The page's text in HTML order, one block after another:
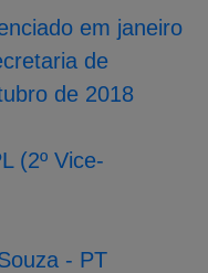
em janeiro
de
de 2018
(2º Vice-
- PT